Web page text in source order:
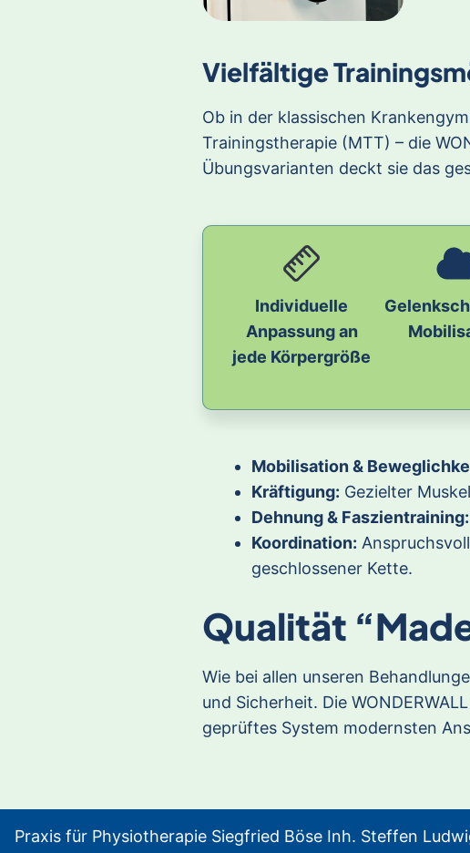
Vielfältige
Ob in der klassischen
Trainingstherapie (MTT) – die
Übungsvarianten deckt sie das
Individuelle
Anpassung an
jede Körpergröße
Mobilisation &
Kräftigung: Gezielter
Dehnung & Faszientraining:
Koordination:
geschlossener Kette.
Qualität
Wie bei allen unseren
und Sicherheit. Die
geprüftes System modernsten
Praxis für Physiotherapie Siegfried Böse Inh. Steffen